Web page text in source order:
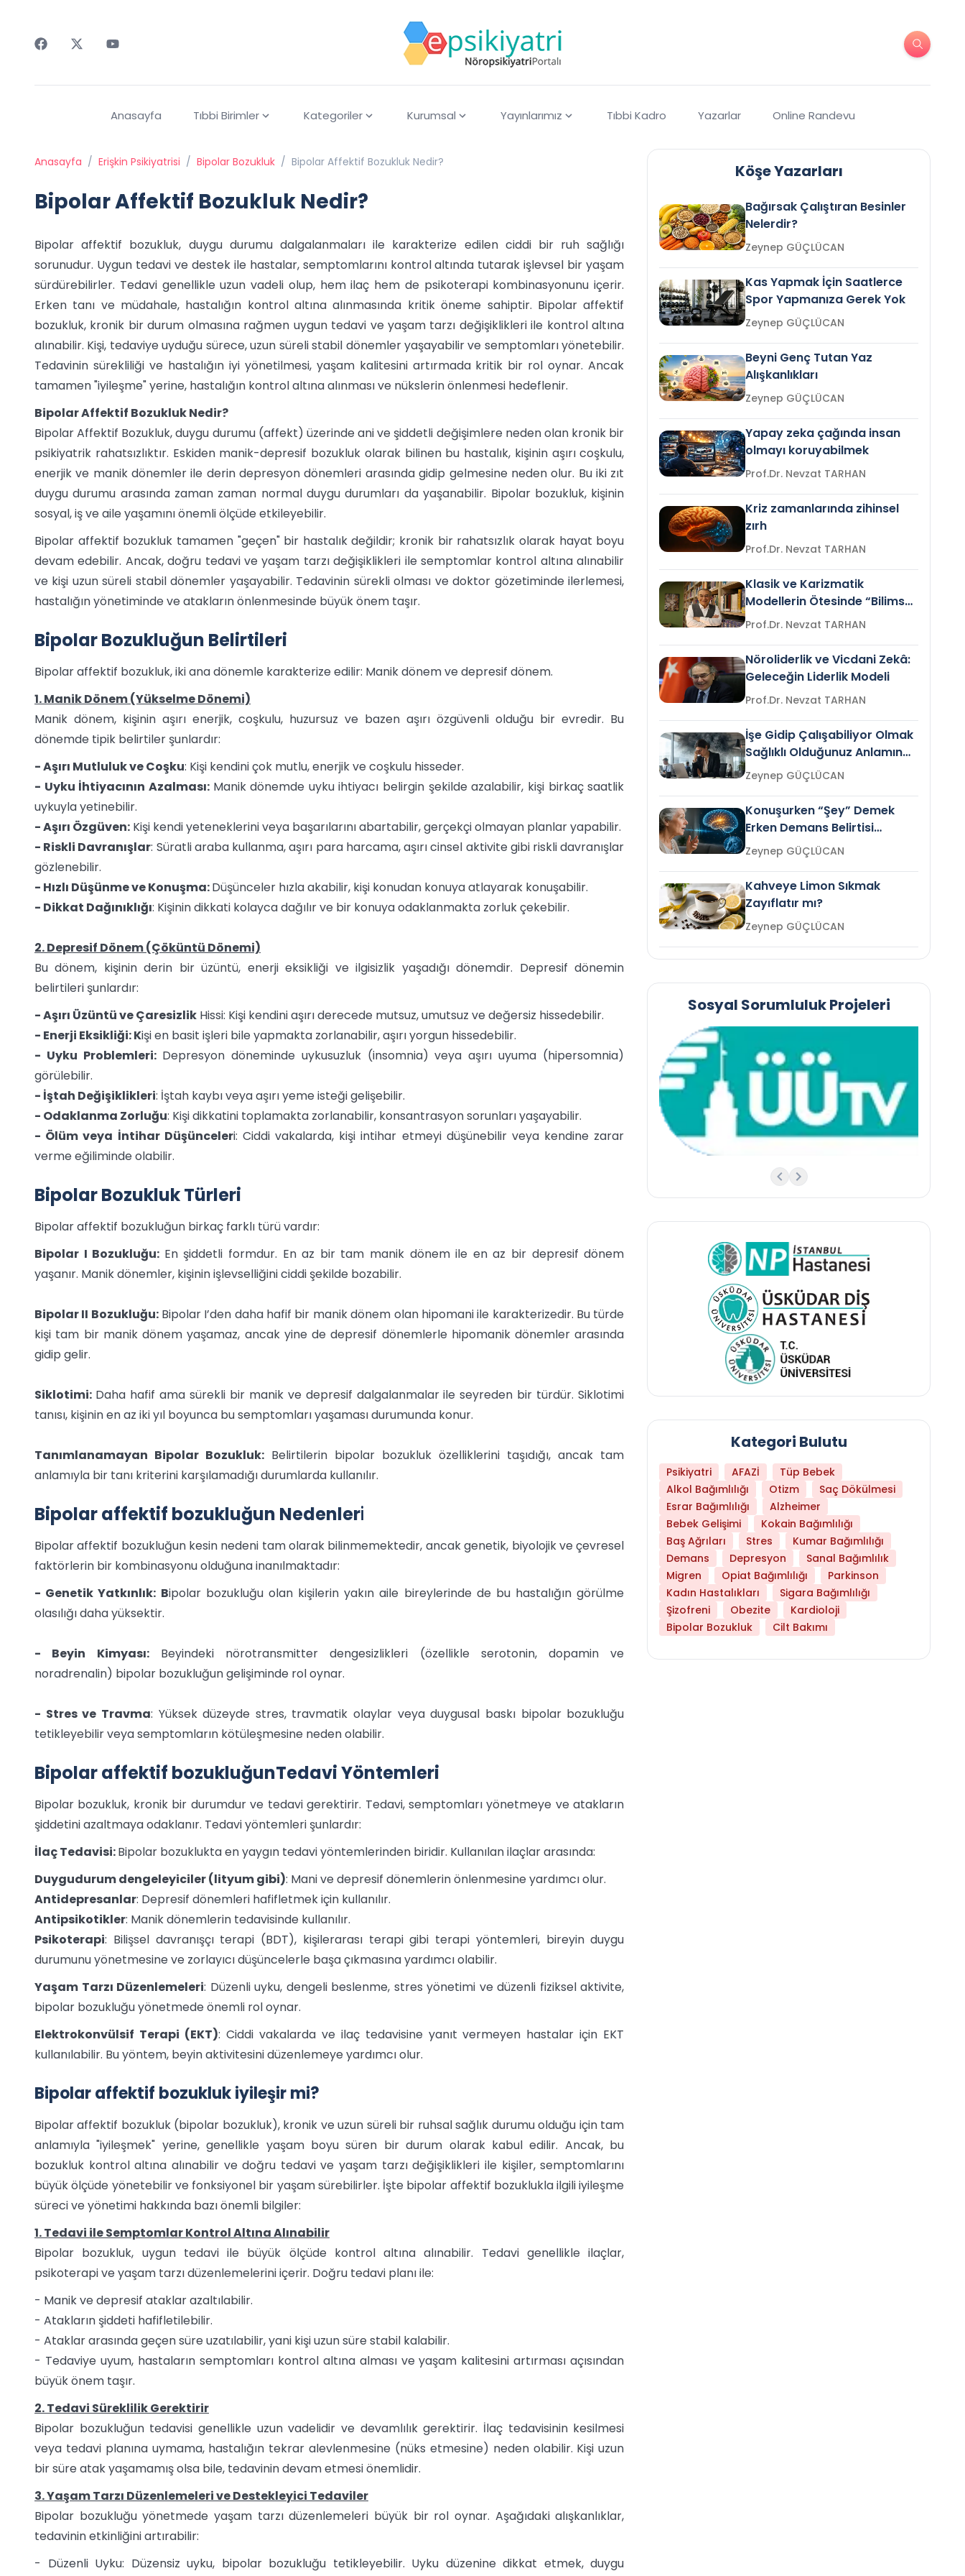
Anasayfa Tıbbi Birimler Kategoriler Kurumsal Yayınlarımız Tıbbi Kadro Yazarlar Online Randevu
Anasayfa / Erişkin Psikiyatrisi / Bipolar Bozukluk / Bipolar Affektif Bozukluk Nedir?
Bipolar Affektif Bozukluk Nedir?
Bipolar affektif bozukluk, duygu durumu dalgalanmaları ile karakterize edilen ciddi bir ruh sağlığı
sorunudur. Uygun tedavi ve destek ile hastalar, semptomlarını kontrol altında tutarak işlevsel bir yaşam
sürdürebilirler. Tedavi genellikle uzun vadeli olup, hem ilaç hem de psikoterapi kombinasyonunu içerir.
Erken tanı ve müdahale, hastalığın kontrol altına alınmasında kritik öneme sahiptir. Bipolar affektif
bozukluk, kronik bir durum olmasına rağmen uygun tedavi ve yaşam tarzı değişiklikleri ile kontrol altına
alınabilir. Kişi, tedaviye uyduğu sürece, uzun süreli stabil dönemler yaşayabilir ve semptomları yönetebilir.
Tedavinin sürekliliği ve hastalığın iyi yönetilmesi, yaşam kalitesini artırmada kritik bir rol oynar. Ancak
tamamen "iyileşme" yerine, hastalığın kontrol altına alınması ve nükslerin önlenmesi hedeflenir.
Bipolar Affektif Bozukluk Nedir?
Bipolar Affektif Bozukluk, duygu durumu (affekt) üzerinde ani ve şiddetli değişimlere neden olan kronik bir
psikiyatrik rahatsızlıktır. Eskiden manik-depresif bozukluk olarak bilinen bu hastalık, kişinin aşırı coşkulu,
enerjik ve manik dönemler ile derin depresyon dönemleri arasında gidip gelmesine neden olur. Bu iki zıt
duygu durumu arasında zaman zaman normal duygu durumları da yaşanabilir. Bipolar bozukluk, kişinin
sosyal, iş ve aile yaşamını önemli ölçüde etkileyebilir.
Bipolar affektif bozukluk tamamen "geçen" bir hastalık değildir; kronik bir rahatsızlık olarak hayat boyu
devam edebilir. Ancak, doğru tedavi ve yaşam tarzı değişiklikleri ile semptomlar kontrol altına alınabilir
ve kişi uzun süreli stabil dönemler yaşayabilir. Tedavinin sürekli olması ve doktor gözetiminde ilerlemesi,
hastalığın yönetiminde ve atakların önlenmesinde büyük önem taşır.
Bipolar Bozukluğun Belirtileri
Bipolar affektif bozukluk, iki ana dönemle karakterize edilir: Manik dönem ve depresif dönem.
1. Manik Dönem (Yükselme Dönemi)
Manik dönem, kişinin aşırı enerjik, coşkulu, huzursuz ve bazen aşırı özgüvenli olduğu bir evredir. Bu
dönemde tipik belirtiler şunlardır:
- Aşırı Mutluluk ve Coşku: Kişi kendini çok mutlu, enerjik ve coşkulu hisseder.
- Uyku İhtiyacının Azalması: Manik dönemde uyku ihtiyacı belirgin şekilde azalabilir, kişi birkaç saatlik
uykuyla yetinebilir.
- Aşırı Özgüven: Kişi kendi yeteneklerini veya başarılarını abartabilir, gerçekçi olmayan planlar yapabilir.
- Riskli Davranışlar: Süratli araba kullanma, aşırı para harcama, aşırı cinsel aktivite gibi riskli davranışlar
gözlenebilir.
- Hızlı Düşünme ve Konuşma:Düşünceler hızla akabilir, kişi konudan konuya atlayarak konuşabilir.
- Dikkat Dağınıklığı: Kişinin dikkati kolayca dağılır ve bir konuya odaklanmakta zorluk çekebilir.
2. Depresif Dönem (Çöküntü Dönemi)
Bu dönem, kişinin derin bir üzüntü, enerji eksikliği ve ilgisizlik yaşadığı dönemdir. Depresif dönemin
belirtileri şunlardır:
- Aşırı Üzüntü ve Çaresizlik Hissi: Kişi kendini aşırı derecede mutsuz, umutsuz ve değersiz hissedebilir.
- Enerji Eksikliği: Kişi en basit işleri bile yapmakta zorlanabilir, aşırı yorgun hissedebilir.
- Uyku Problemleri: Depresyon döneminde uykusuzluk (insomnia) veya aşırı uyuma (hipersomnia)
görülebilir.
- İştah Değişiklikleri: İştah kaybı veya aşırı yeme isteği gelişebilir.
- Odaklanma Zorluğu: Kişi dikkatini toplamakta zorlanabilir, konsantrasyon sorunları yaşayabilir.
- Ölüm veya İntihar Düşünceleri: Ciddi vakalarda, kişi intihar etmeyi düşünebilir veya kendine zarar
verme eğiliminde olabilir.
Bipolar Bozukluk Türleri
Bipolar affektif bozukluğun birkaç farklı türü vardır:
Bipolar I Bozukluğu: En şiddetli formdur. En az bir tam manik dönem ile en az bir depresif dönem
yaşanır. Manik dönemler, kişinin işlevselliğini ciddi şekilde bozabilir.
Bipolar II Bozukluğu:Bipolar I’den daha hafif bir manik dönem olan hipomani ile karakterizedir. Bu türde
kişi tam bir manik dönem yaşamaz, ancak yine de depresif dönemlerle hipomanik dönemler arasında
gidip gelir.
Siklotimi: Daha hafif ama sürekli bir manik ve depresif dalgalanmalar ile seyreden bir türdür. Siklotimi
tanısı, kişinin en az iki yıl boyunca bu semptomları yaşaması durumunda konur.
Tanımlanamayan Bipolar Bozukluk: Belirtilerin bipolar bozukluk özelliklerini taşıdığı, ancak tam
anlamıyla bir tanı kriterini karşılamadığı durumlarda kullanılır.
Bipolar affektif bozukluğun Nedenleri
Bipolar affektif bozukluğun kesin nedeni tam olarak bilinmemektedir, ancak genetik, biyolojik ve çevresel
faktörlerin bir kombinasyonu olduğuna inanılmaktadır:
- Genetik Yatkınlık: Bipolar bozukluğu olan kişilerin yakın aile bireylerinde de bu hastalığın görülme
olasılığı daha yüksektir.
- Beyin Kimyası:Beyindeki nörotransmitter dengesizlikleri (özellikle serotonin, dopamin ve
noradrenalin) bipolar bozukluğun gelişiminde rol oynar.
- Stres ve Travma: Yüksek düzeyde stres, travmatik olaylar veya duygusal baskı bipolar bozukluğu
tetikleyebilir veya semptomların kötüleşmesine neden olabilir.
Bipolar affektif bozukluğunTedavi Yöntemleri
Bipolar bozukluk, kronik bir durumdur ve tedavi gerektirir. Tedavi, semptomları yönetmeye ve atakların
şiddetini azaltmaya odaklanır. Tedavi yöntemleri şunlardır:
İlaç Tedavisi:Bipolar bozuklukta en yaygın tedavi yöntemlerinden biridir. Kullanılan ilaçlar arasında:
Duygudurum dengeleyiciler (lityum gibi): Mani ve depresif dönemlerin önlenmesine yardımcı olur.
Antidepresanlar: Depresif dönemleri hafifletmek için kullanılır.
Antipsikotikler: Manik dönemlerin tedavisinde kullanılır.
Psikoterapi: Bilişsel davranışçı terapi (BDT), kişilerarası terapi gibi terapi yöntemleri, bireyin duygu
durumunu yönetmesine ve zorlayıcı düşüncelerle başa çıkmasına yardımcı olabilir.
Yaşam Tarzı Düzenlemeleri: Düzenli uyku, dengeli beslenme, stres yönetimi ve düzenli fiziksel aktivite,
bipolar bozukluğu yönetmede önemli rol oynar.
Elektrokonvülsif Terapi (EKT): Ciddi vakalarda ve ilaç tedavisine yanıt vermeyen hastalar için EKT
kullanılabilir. Bu yöntem, beyin aktivitesini düzenlemeye yardımcı olur.
Bipolar affektif bozukluk iyileşir mi?
Bipolar affektif bozukluk (bipolar bozukluk), kronik ve uzun süreli bir ruhsal sağlık durumu olduğu için tam
anlamıyla "iyileşmek" yerine, genellikle yaşam boyu süren bir durum olarak kabul edilir. Ancak, bu
bozukluk kontrol altına alınabilir ve doğru tedavi ve yaşam tarzı değişiklikleri ile kişiler, semptomlarını
büyük ölçüde yönetebilir ve fonksiyonel bir yaşam sürebilirler. İşte bipolar affektif bozuklukla ilgili iyileşme
süreci ve yönetimi hakkında bazı önemli bilgiler:
1. Tedavi ile Semptomlar Kontrol Altına Alınabilir
Bipolar bozukluk, uygun tedavi ile büyük ölçüde kontrol altına alınabilir. Tedavi genellikle ilaçlar,
psikoterapi ve yaşam tarzı düzenlemelerini içerir. Doğru tedavi planı ile:
- Manik ve depresif ataklar azaltılabilir.
- Atakların şiddeti hafifletilebilir.
- Ataklar arasında geçen süre uzatılabilir, yani kişi uzun süre stabil kalabilir.
- Tedaviye uyum, hastaların semptomları kontrol altına alması ve yaşam kalitesini artırması açısından
büyük önem taşır.
2. Tedavi Süreklilik Gerektirir
Bipolar bozukluğun tedavisi genellikle uzun vadelidir ve devamlılık gerektirir. İlaç tedavisinin kesilmesi
veya tedavi planına uymama, hastalığın tekrar alevlenmesine (nüks etmesine) neden olabilir. Kişi uzun
bir süre atak yaşamamış olsa bile, tedavinin devam etmesi önemlidir.
3. Yaşam Tarzı Düzenlemeleri ve Destekleyici Tedaviler
Bipolar bozukluğu yönetmede yaşam tarzı düzenlemeleri büyük bir rol oynar. Aşağıdaki alışkanlıklar,
tedavinin etkinliğini artırabilir:
- Düzenli Uyku: Düzensiz uyku, bipolar bozukluğu tetikleyebilir. Uyku düzenine dikkat etmek, duygu
Köşe Yazarları
Bağırsak Çalıştıran Besinler
Nelerdir?
Zeynep GÜÇLÜCAN
Kas Yapmak İçin Saatlerce
Spor Yapmanıza Gerek Yok
Zeynep GÜÇLÜCAN
Beyni Genç Tutan Yaz
Alışkanlıkları
Zeynep GÜÇLÜCAN
Yapay zeka çağında insan
olmayı koruyabilmek
Prof.Dr. Nevzat TARHAN
Kriz zamanlarında zihinsel
zırh
Prof.Dr. Nevzat TARHAN
Klasik ve Karizmatik
Modellerin Ötesinde “Bilimsel
Liderlik”
Prof.Dr. Nevzat TARHAN
Nöroliderlik ve Vicdani Zekâ:
Geleceğin Liderlik Modeli
Prof.Dr. Nevzat TARHAN
İşe Gidip Çalışabiliyor Olmak
Sağlıklı Olduğunuz Anlamına
Gelir mi?Zeynep GÜÇLÜCAN
Konuşurken “Şey” Demek
Erken Demans Belirtisi
Olabilir mi?Zeynep GÜÇLÜCAN
Kahveye Limon Sıkmak
Zayıflatır mı?
Zeynep GÜÇLÜCAN
Sosyal Sorumluluk Projeleri
Kategori Bulutu
Psikiyatri AFAZİ
Tüp Bebek
Alkol Bağımlılığı
Otizm
Saç Dökülmesi
Esrar Bağımlılığı
Alzheimer
Bebek Gelişimi
Kokain Bağımlılığı
Baş Ağrıları
Stres
Kumar Bağımlılığı
Demans
Depresyon
Sanal Bağımlılık
Migren
Opiat Bağımlılığı
Parkinson
Kadın Hastalıkları
Sigara Bağımlılığı
Şizofreni
Obezite
Kardioloji
Bipolar Bozukluk
Cilt Bakımı